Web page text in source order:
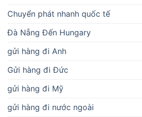
Chuyển phát nhanh quốc tế
Đà Nẵng Đến Hungary
gửi hàng đi Anh
Gửi hàng đi Đức
gửi hàng đi Mỹ
gửi hàng đi nước ngoài